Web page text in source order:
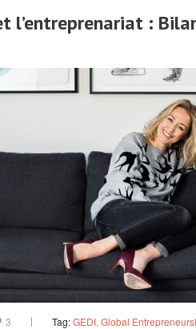
l’entreprenariat :
3 Tag:GEDI Global